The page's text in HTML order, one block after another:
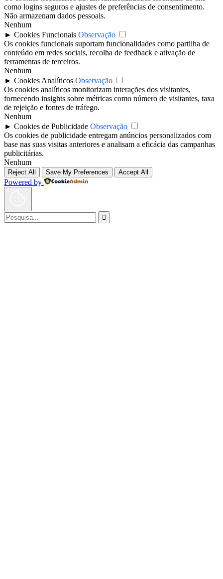
como logins seguros e ajustes de preferências de consentimento.
Não armazenam dados pessoais.
Nenhum
► Cookies Funcionais Observação
Os cookies funcionais suportam funcionalidades como partilha de
conteúdo em redes sociais, recolha de feedback e ativação de
ferramentas de terceiros.
Nenhum
► Cookies Analíticos Observação
Os cookies analíticos monitorizam interações dos visitantes,
fornecendo insights sobre métricas como número de visitantes, taxa
de rejeição e fontes de tráfego.
Nenhum
► Cookies de Publicidade Observação
Os cookies de publicidade entregam anúncios personalizados com
base nas suas visitas anteriores e analisam a eficácia das campanhas
publicitárias.
Nenhum
Reject All Save My Preferences Accept All
Powered by